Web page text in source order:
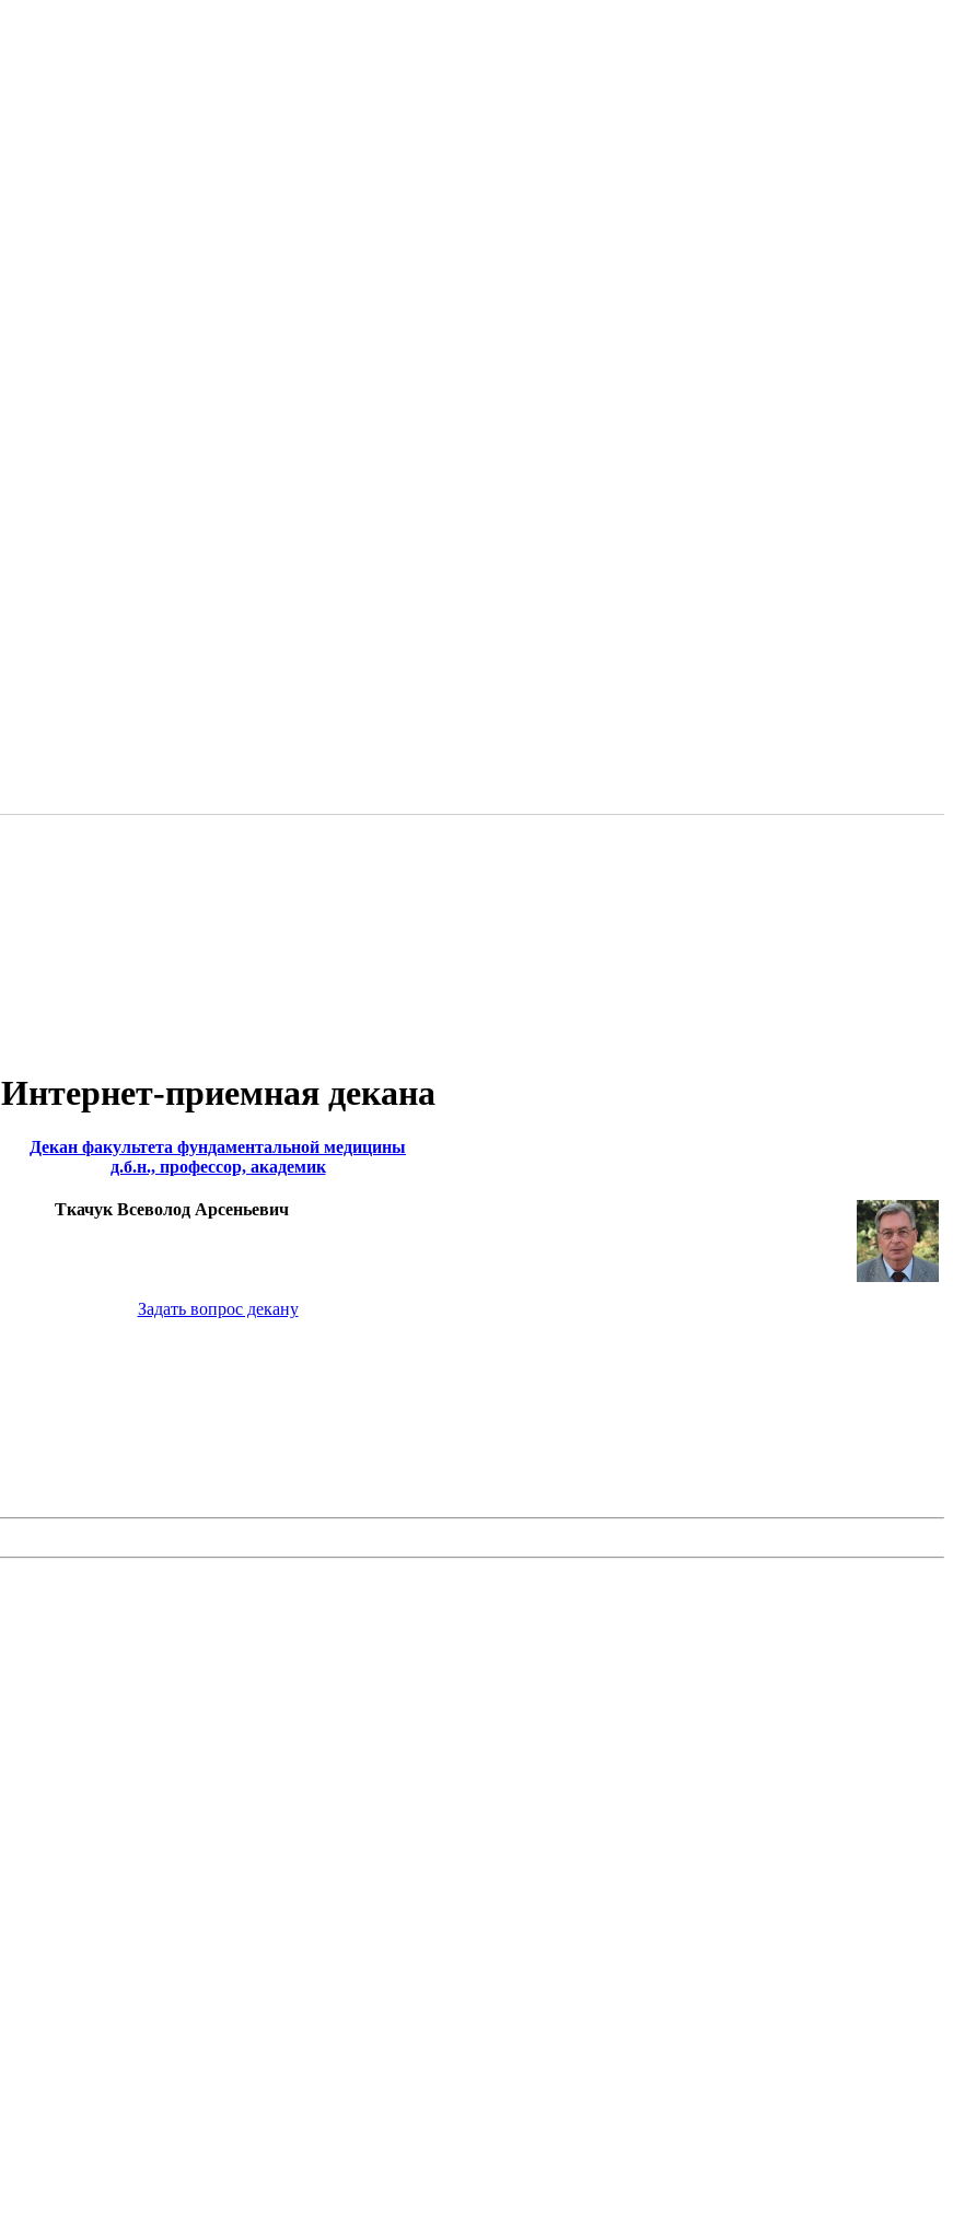
Интернет-приемная декана
Декан факультета фундаментальной медицины
д.б.н., профессор, академик
Ткачук Всеволод Арсеньевич
Задать вопрос декану